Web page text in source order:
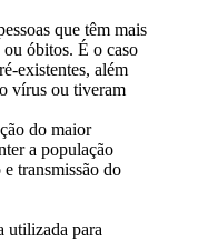
que têm mais
óbitos. É o caso
existentes, além
vírus ou tiveram
do maior
a população
transmissão do
utilizada para